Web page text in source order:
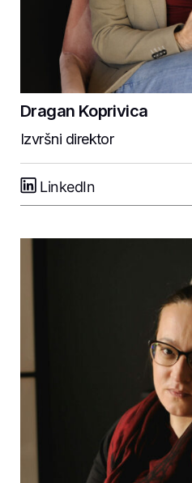
Dragan Koprivica
Izvršni direktor
LinkedIn